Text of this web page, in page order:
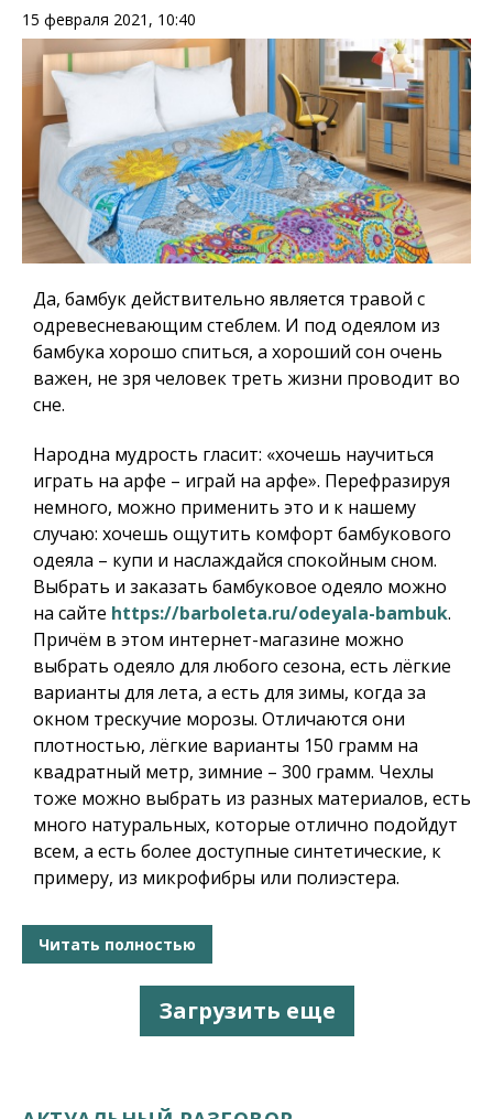
15 февраля 2021, 10:40
Да, бамбук действительно является травой с
одревесневающим стеблем. И под одеялом из
бамбука хорошо спиться, а хороший сон очень
важен, не зря человек треть жизни проводит во
сне.
Народна мудрость гласит: «хочешь научиться
играть на арфе – играй на арфе». Перефразируя
немного, можно применить это и к нашему
случаю: хочешь ощутить комфорт бамбукового
одеяла – купи и наслаждайся спокойным сном.
Выбрать и заказать бамбуковое одеяло можно
на сайте https://barboleta.ru/odeyala-bambuk.
Причём в этом интернет-магазине можно
выбрать одеяло для любого сезона, есть лёгкие
варианты для лета, а есть для зимы, когда за
окном трескучие морозы. Отличаются они
плотностью, лёгкие варианты 150 грамм на
квадратный метр, зимние – 300 грамм. Чехлы
тоже можно выбрать из разных материалов, есть
много натуральных, которые отлично подойдут
всем, а есть более доступные синтетические, к
примеру, из микрофибры или полиэстера.
Читать полностью
Загрузить еще